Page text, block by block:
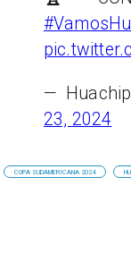
—
23, 2024
COPA SUDAMERICANA 2024